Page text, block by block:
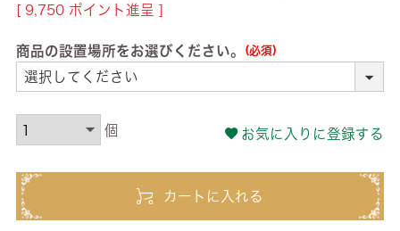
[ 9,750 ポイント進呈 ]
商品の設置場所をお選びください。
お気に入りに登録する
カートに入れる